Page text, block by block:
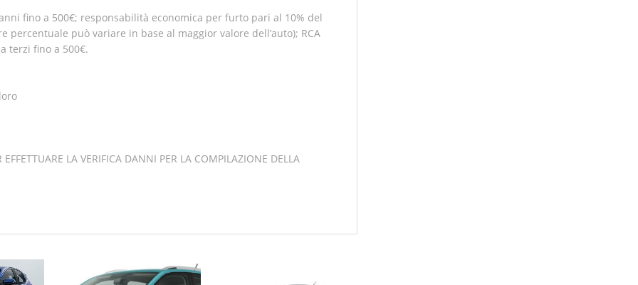
fino a 500€; responsabilità economica per furto pari al 10% del
percentuale può variare in base al maggior valore dell’auto); RCA
terzi fino a 500€.
EFFETTUARE LA VERIFICA DANNI PER LA COMPILAZIONE DELLA